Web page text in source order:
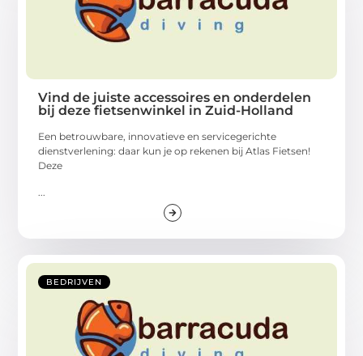
Vind de juiste accessoires en onderdelen
bij deze fietsenwinkel in Zuid-Holland
Een betrouwbare, innovatieve en servicegerichte
dienstverlening: daar kun je op rekenen bij Atlas Fietsen!
Deze
BEDRIJVEN